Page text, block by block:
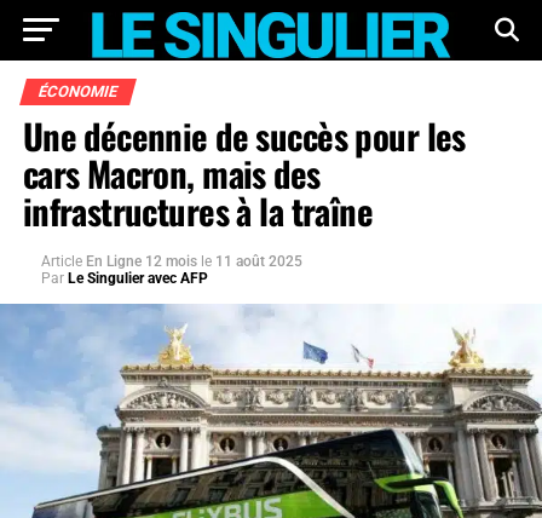
ÉCONOMIE
Une décennie de succès pour les
cars Macron, mais des
infrastructures à la traîne
Article En Ligne 12 mois le 11 août 2025
Par Le Singulier avec AFP